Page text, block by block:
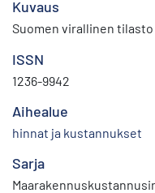
Kuvaus
Suomen virallinen tilasto
ISSN
1236-9942
Aihealue
hinnat ja kustannukset
Sarja